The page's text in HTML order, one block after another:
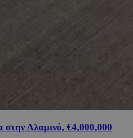
στην Αλαμινό, €4,000,000